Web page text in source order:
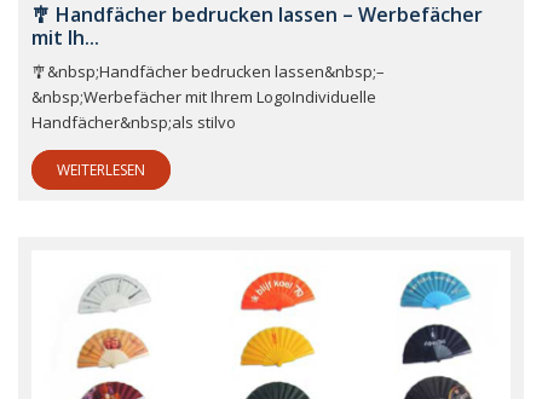
🎐 Handfächer bedrucken lassen – Werbefächer
mit Ih...
🎐&nbsp;Handfächer bedrucken lassen&nbsp;–
&nbsp;Werbefächer mit Ihrem LogoIndividuelle
Handfächer&nbsp;als stilvo
WEITERLESEN